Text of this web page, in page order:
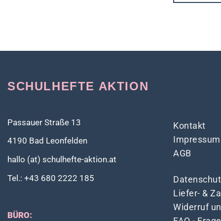
SCHULHEFTE AKTION
Passauer Straße 13
4190 Bad Leonfelden
hallo (at) schulhefte-aktion.at
Tel.: +43 680 2222 185
BÜRO:
Kontakt
Impressum
AGB
Liefer- &
Widerruf